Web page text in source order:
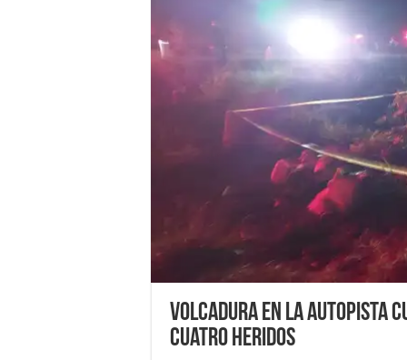
Volcadura en la autopista
cuatro heridos